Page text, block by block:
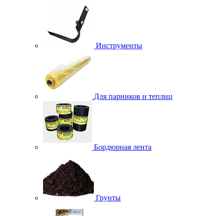
Инструменты
Для парников и теплиц
Бордюрная лента
Грунты